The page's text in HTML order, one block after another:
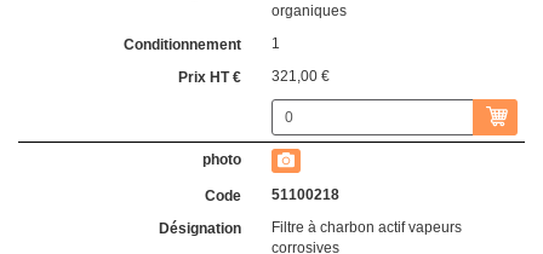
organiques
1
321,00 €
51100218
Filtre à charbon actif vapeurs
corrosives